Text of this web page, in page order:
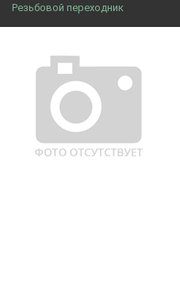
Резьбовой переходник